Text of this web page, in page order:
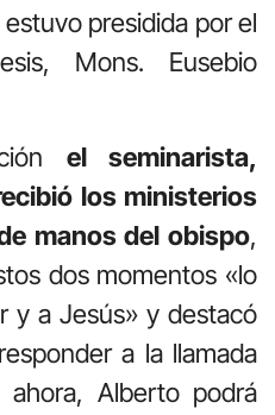
presidida por el
Mons. Eusebio
el seminarista,
los ministerios
manos del obispo,
dos momentos «lo
y a Jesús» y destacó
a la llamada
Alberto podrá